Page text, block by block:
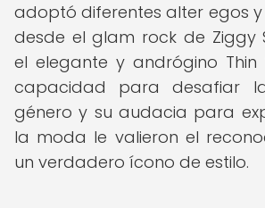
adoptó diferentes alter egos y
desde el glam rock de Ziggy
el elegante y andrógino Thin
capacidad para desafiar
género y su audacia para
la moda le valieron el
un verdadero ícono de estilo.